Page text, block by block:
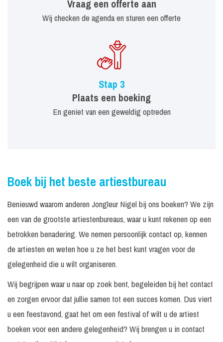
Vraag een offerte aan
Wij checken de agenda en sturen een offerte
Stap 3
Plaats een boeking
En geniet van een geweldig optreden
Boek bij het beste artiestbureau
Benieuwd waarom anderen Jongleur Nigel bij ons boeken? We zijn
een van de grootste artiestenbureaus, waar u kunt rekenen op een
betrokken benadering. We nemen persoonlijk contact op, kennen
de artiesten en weten hoe u ze het best kunt vragen voor de
gelegenheid die u wilt organiseren.
Wij begrijpen waar u naar op zoek bent, begeleiden bij het contact
en zorgen ervoor dat jullie samen tot een succes komen. Dus viert
u een feestavond, gaat het om een festival of wilt u de artiest
boeken voor een andere gelegenheid? Wij brengen u in contact